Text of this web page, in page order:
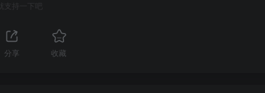
支持一下吧
分享 收藏